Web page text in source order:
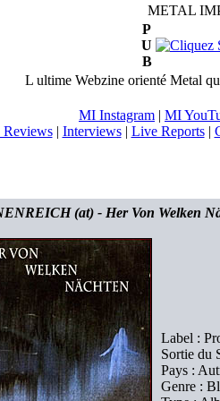
METAL
P
U
B
L ultime Webzine orienté Metal
MI Instagram | MI
| Interviews| Live Reports|
(at) - Her Von Welken
Label :
Sortie du
Pays :
Genre :